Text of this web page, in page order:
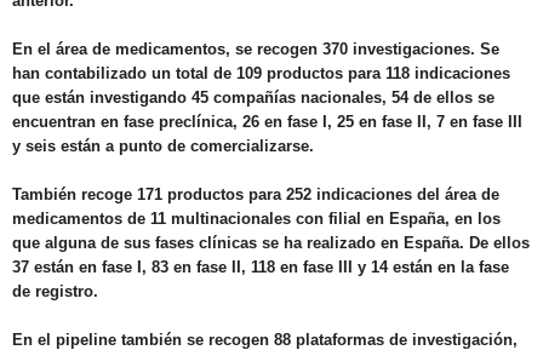
En el área de medicamentos, se recogen 370 investigaciones. Se
han contabilizado un total de 109 productos para 118 indicaciones
que están investigando 45 compañías nacionales, 54 de ellos se
encuentran en fase preclínica, 26 en fase I, 25 en fase II, 7 en fase III
y seis están a punto de comercializarse.
También recoge 171 productos para 252 indicaciones del área de
medicamentos de 11 multinacionales con filial en España, en los
que alguna de sus fases clínicas se ha realizado en España. De ellos
37 están en fase I, 83 en fase II, 118 en fase III y 14 están en la fase
de registro.
En el pipeline también se recogen 88 plataformas de investigación,